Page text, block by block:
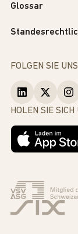
Glossar
FOLGEN SIE UNS
HOLEN SIE